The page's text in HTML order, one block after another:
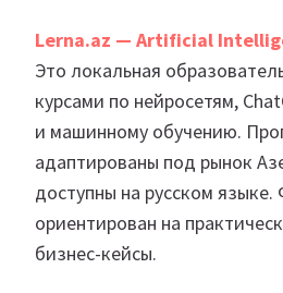
Lerna.az — Artificial
Это локальная
курсами по нейросетям,
и машинному обучению.
адаптированы под рынок
доступны на русском
ориентирован на
бизнес-кейсы.